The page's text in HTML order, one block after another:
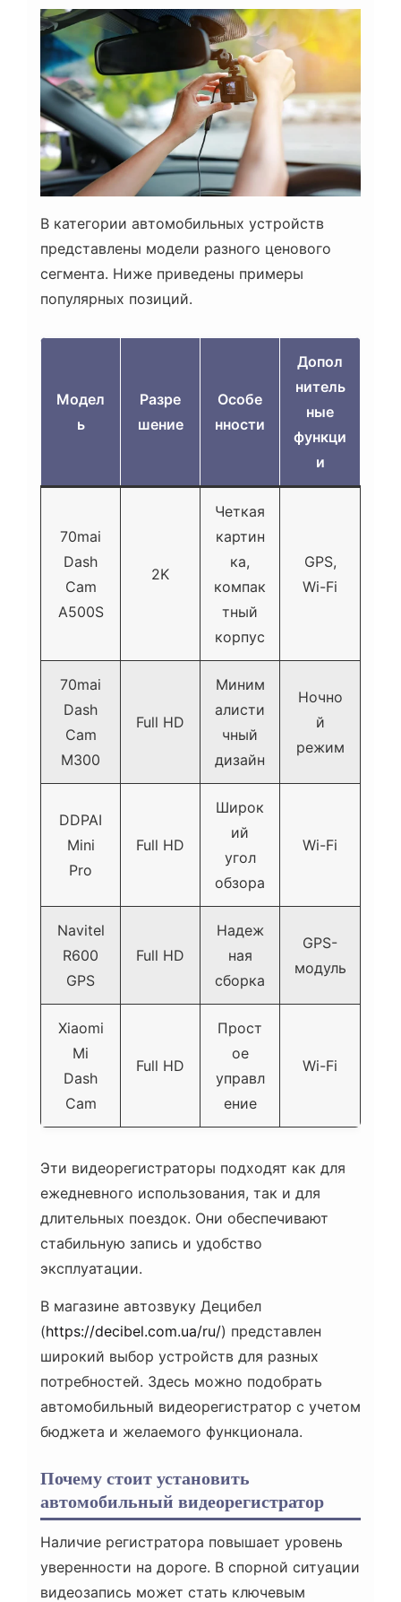
В категории автомобильных устройств
представлены модели разного ценового
сегмента. Ниже приведены примеры
популярных позиций.
Модел
ь
Разре
шение
Особе
нности
Допол
нитель
ные
функци
и
70mai
Dash
Cam
A500S
2K
Четкая
картин
ка,
компак
тный
корпус
GPS,
Wi-Fi
70mai
Dash
Cam
M300
Full HD
Миним
алисти
чный
дизайн
Ночно
й
режим
DDPAI
Mini
Pro
Full HD
Широк
ий
угол
обзора
Wi-Fi
Navitel
R600
GPS
Full HD
Надеж
ная
сборка
GPS-
модуль
Xiaomi
Mi
Dash
Cam
Full HD
Прост
ое
управл
ение
Wi-Fi
Эти видеорегистраторы подходят как для
ежедневного использования, так и для
длительных поездок. Они обеспечивают
стабильную запись и удобство
эксплуатации.
В магазине автозвуку Децибел
(https://decibel.com.ua/ru/) представлен
широкий выбор устройств для разных
потребностей. Здесь можно подобрать
автомобильный видеорегистратор с учетом
бюджета и желаемого функционала.
Почему стоит установить
автомобильный видеорегистратор
Наличие регистратора повышает уровень
уверенности на дороге. В спорной ситуации
видеозапись может стать ключевым